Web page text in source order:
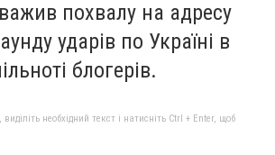
похвалу на адресу
ударів по Україні в
блогерів.
необхідний текст і натисніть Ctrl + Enter, щоб